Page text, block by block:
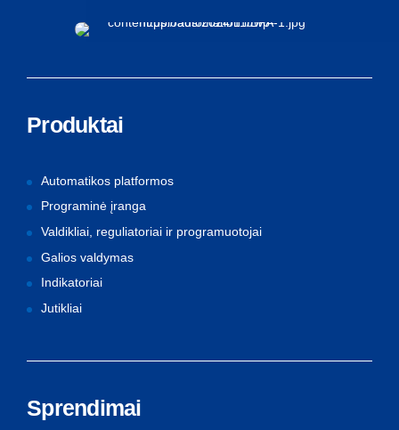
Produktai
Automatikos platformos
Programinė įranga
Valdikliai, reguliatoriai ir programuotojai
Galios valdymas
Indikatoriai
Jutikliai
Sprendimai